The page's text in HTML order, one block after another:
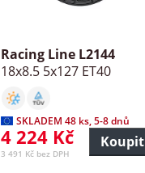
Racing Line L2144
18x8.5 5x127 ET40
SKLADEM 48 ks, 5-8 dnů
4 224 Kč
3 491 Kč bez DPH
Koupit